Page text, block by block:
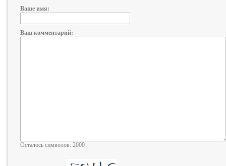
Ваше имя:
Ваш комментарий:
Осталось символов: 2000